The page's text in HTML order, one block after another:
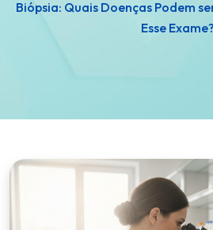
Biópsia: Quais Doenças Podem
Esse Exame?